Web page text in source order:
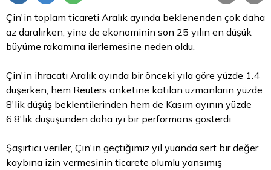
Çin'in toplam ticareti Aralık ayında beklenenden çok daha
az daralırken, yine de ekonominin son 25 yılın en düşük
büyüme rakamına ilerlemesine neden oldu.
Çin'in ihracatı Aralık ayında bir önceki yıla göre yüzde 1.4
düşerken, hem Reuters anketine katılan uzmanların yüzde
8'lik düşüş beklentilerinden hem de Kasım ayının yüzde
6.8'lik düşüşünden daha iyi bir performans gösterdi.
Şaşırtıcı veriler, Çin'in geçtiğimiz yıl yuanda sert bir değer
kaybına izin vermesinin ticarete olumlu yansımış